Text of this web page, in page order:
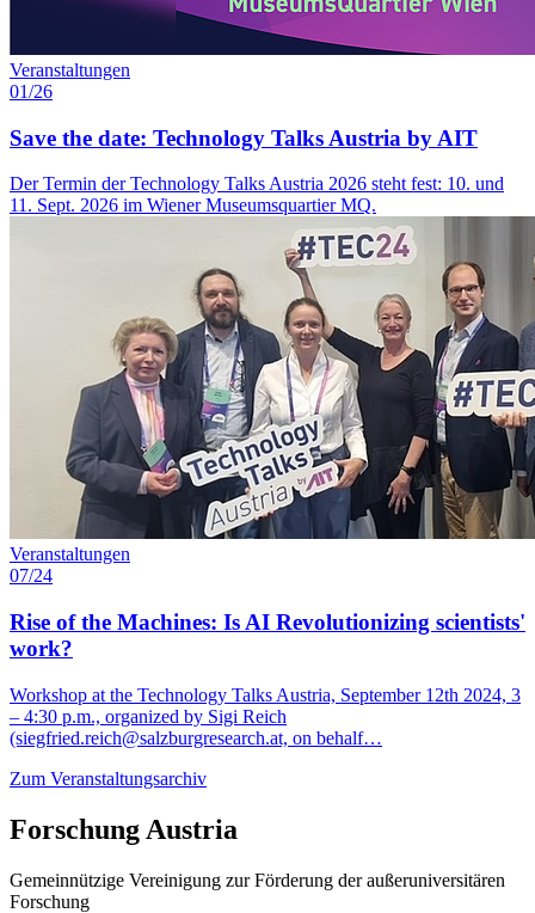
Veranstaltungen
01/26
Save the date: Technology Talks Austria by AIT
Der Termin der Technology Talks Austria 2026 steht fest: 10. und
11. Sept. 2026 im Wiener Museumsquartier MQ.
Veranstaltungen
07/24
Rise of the Machines: Is AI Revolutionizing scientists'
work?
Workshop at the Technology Talks Austria, September 12th 2024, 3
– 4:30 p.m., organized by Sigi Reich
(siegfried.reich@salzburgresearch.at, on behalf…
Zum Veranstaltungsarchiv
Forschung Austria
Gemeinnützige Vereinigung zur Förderung der außeruniversitären
Forschung